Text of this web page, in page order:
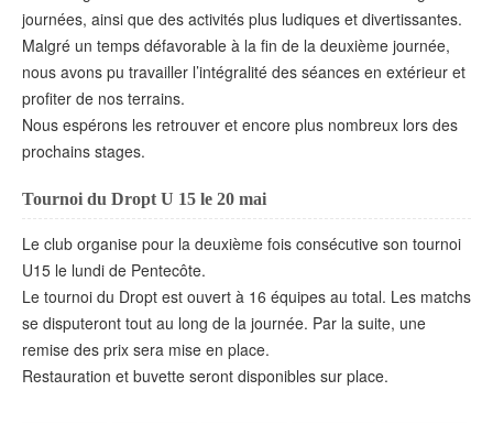
journées, ainsi que des activités plus ludiques et divertissantes.
Malgré un temps défavorable à la fin de la deuxième journée,
nous avons pu travailler l’intégralité des séances en extérieur et
profiter de nos terrains.
Nous espérons les retrouver et encore plus nombreux lors des
prochains stages.
Tournoi du Dropt U 15 le 20 mai
Le club organise pour la deuxième fois consécutive son tournoi
U15 le lundi de Pentecôte.
Le tournoi du Dropt est ouvert à 16 équipes au total. Les matchs
se disputeront tout au long de la journée. Par la suite, une
remise des prix sera mise en place.
Restauration et buvette seront disponibles sur place.